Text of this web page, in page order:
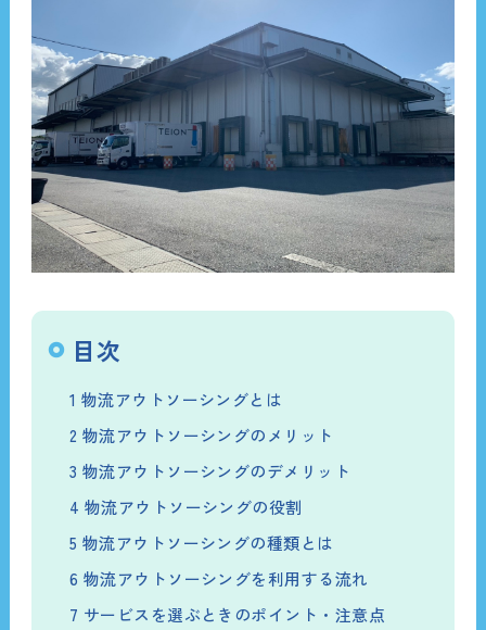
目次
1 物流アウトソーシングとは
2 物流アウトソーシングのメリット
3 物流アウトソーシングのデメリット
4 物流アウトソーシングの役割
5 物流アウトソーシングの種類とは
6 物流アウトソーシングを利用する流れ
7 サービスを選ぶときのポイント・注意点